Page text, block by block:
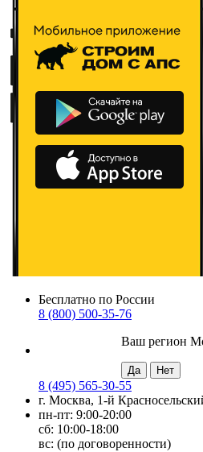
Бесплатно по России
8 (800) 500-35-76
Ваш регион
8 (495) 565-30-55
г. Москва, 1-й
пн-пт: 9:00-20:00
сб: 10:00-18:00
вс: (по договоренности)